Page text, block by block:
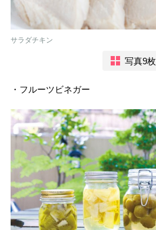
サラダチキン
写真9枚
・フルーツビネガー